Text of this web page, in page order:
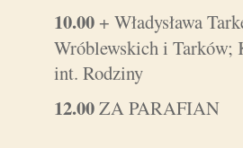
10.00+ Władysława
Wróblewskich i Tarków;
int. Rodziny
12.00ZA PARAFIAN